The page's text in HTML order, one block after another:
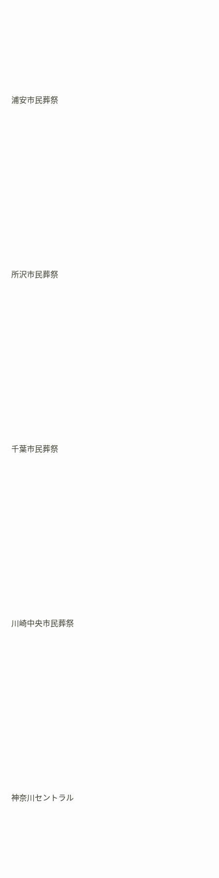
浦安市民葬祭
所沢市民葬祭
千葉市民葬祭
川崎中央市民葬祭
神奈川セントラル